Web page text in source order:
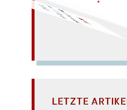
Lagune ohne
G(ehsteig)?
nee!
Aula
… Luna
… na,
Eule: Elan!
LETZTE